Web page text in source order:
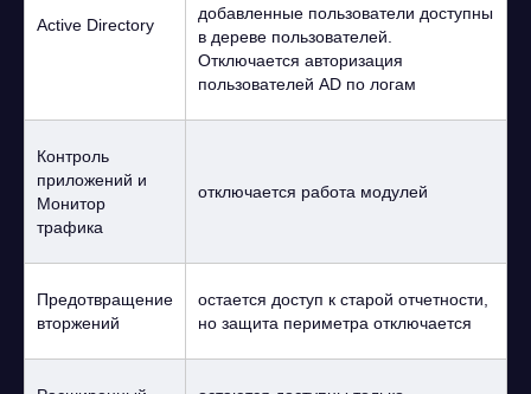
Active Directory
добавленные пользователи доступны
в дереве пользователей.
Отключается авторизация
пользователей AD по логам
Контроль
приложений и
Монитор
трафика
отключается работа модулей
Предотвращение
вторжений
остается доступ к старой отчетности,
но защита периметра отключается
+7 (800) 555-33-40
Сертификация ФСТЭК
ул. Кулибина, 2